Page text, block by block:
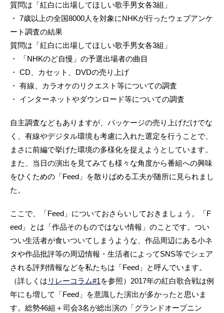
質問は「紅白に出場してほしい歌手男女各3組」
・ 7歳以上の全国8000人を対象にNHKが行ったウェブアンケ
ート調査の結果
質問は「紅白に出場してほしい歌手男女各3組」
・ 「NHKのど自慢」の予選出場者の曲目
・ CD、カセット、DVDの売り上げ
・ 有線、カラオケのリクエスト等についての調査
・ インターネットやダウンロード等についての調査
自主調査などもありますが、パッケージの売り上げだけでな
く、有線やデジタル環境も考慮に入れた選定を行うことで、
まさに前編で挙げた環境の多様化を捉えようとしています。
また、当日の演出を見てみても様々な角度から番組への興味
をひくための「Feed」を散りばめる工夫が随所に見られまし
た。
ここで、「Feed」についておさらいしておきましょう。「F
eed」とは「作品そのものではない情報」のことです。つい
つい生活者が食いついてしまうような、作品周辺にある小ネ
タや作品批評等の周辺情報・生活者によってSNS等でシェア
される評判情報などを私たちは「Feed」と呼んでいます。
（詳しくは リレーコラム#1を参照）2017年の紅白歌合戦は例
年にも増して「Feed」を意識した演出が多かったと思いま
す。総勢46組＋司会3名が総出演の「グランドオープニン